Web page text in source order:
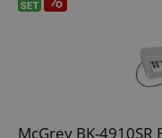
McGrey BK-